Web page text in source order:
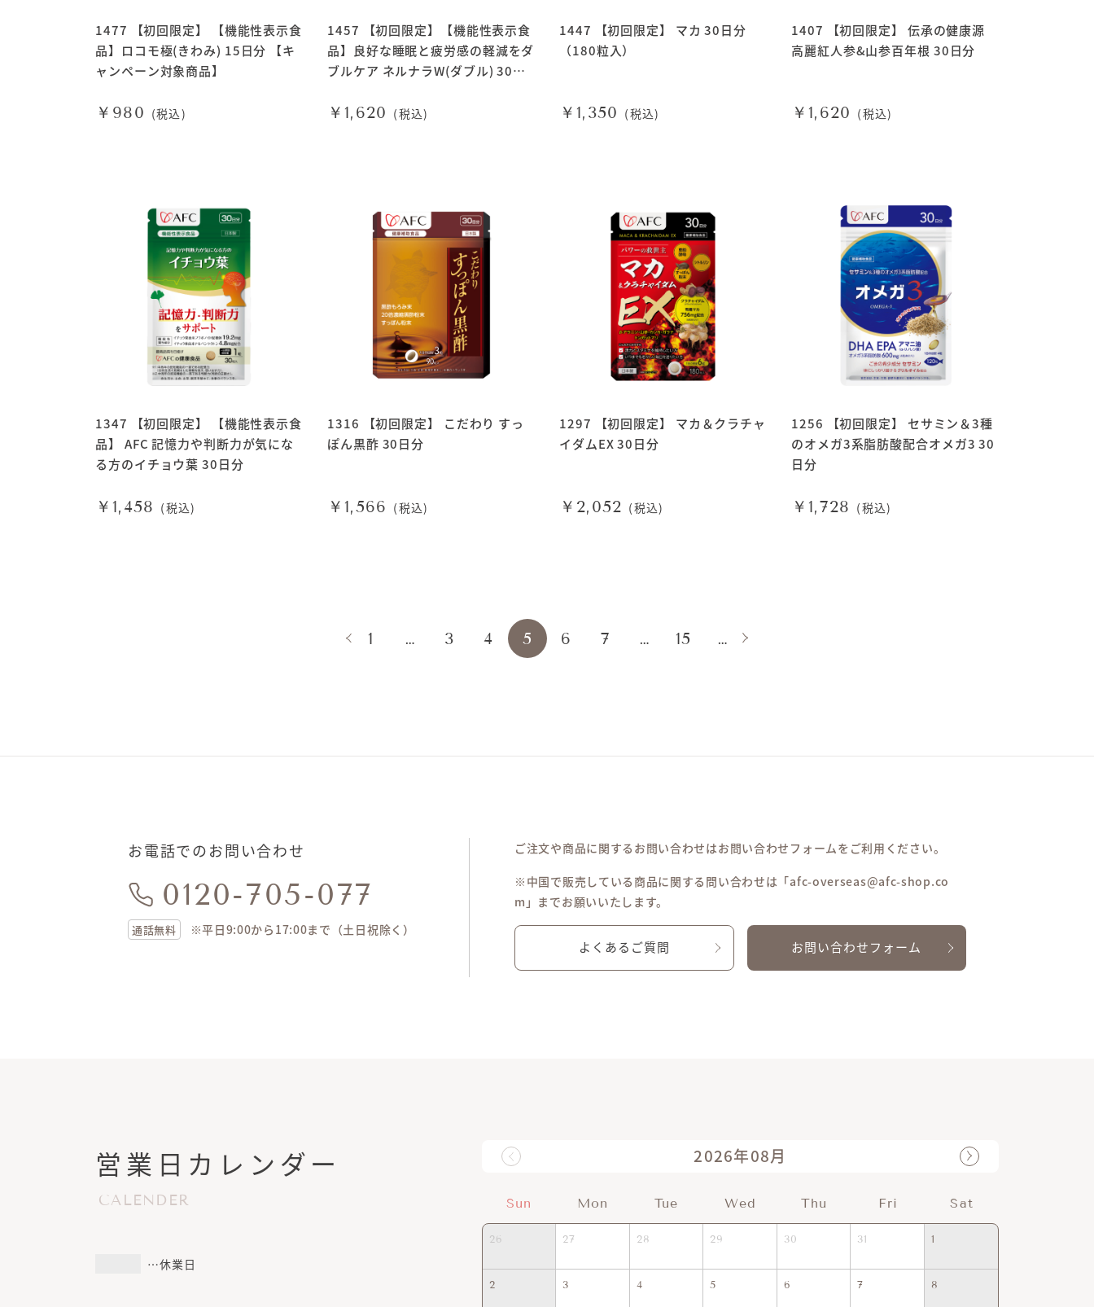
1477 【初回限定】 【機能性表示食
品】ロコモ極(きわみ) 15日分 【キ
ャンペーン対象商品】
￥980 (税込)
1457 【初回限定】【機能性表示食
品】良好な睡眠と疲労感の軽減をダ
ブルケア ネルナラW(ダブル) 30日
￥1,620 (税込)
1447 【初回限定】 マカ 30日分
（180粒入）
￥1,350 (税込)
1407 【初回限定】 伝承の健康源
高麗紅人参&山参百年根 30日分
￥1,620 (税込)
1347 【初回限定】 【機能性表示食
品】 AFC 記憶力や判断力が気にな
る方のイチョウ葉 30日分
￥1,458 (税込)
1316 【初回限定】 こだわり すっ
ぽん黒酢 30日分
￥1,566 (税込)
1297 【初回限定】 マカ＆クラチャ
イダムEX 30日分
￥2,052 (税込)
1256 【初回限定】 セサミン＆3種
のオメガ3系脂肪酸配合オメガ3 30
日分
￥1,728 (税込)
1 … 3 4 5 6 7 … 15 …
お電話でのお問い合わせ
0120-705-077
通話無料 ※平日9:00から17:00まで（土日祝除く）
ご注文や商品に関するお問い合わせはお問い合わせフォームをご利用ください。
※中国で販売している商品に関する問い合わせは「afc-overseas@afc-shop.co
m」までお願いいたします。
よくあるご質問 お問い合わせフォーム
営業日カレンダー
CALENDER
…休業日
2026年08月
Sun Mon Tue Wed Thu Fri Sat
26 27 28 29 30 31 1
2 3 4 5 6 7 8